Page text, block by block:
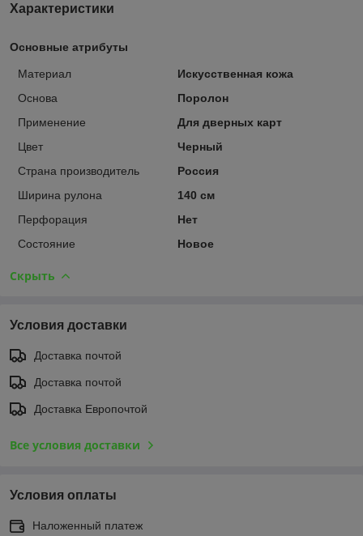
Характеристики
Основные атрибуты
Материал
Искусственная кожа
Основа
Поролон
Применение
Для дверных карт
Цвет
Черный
Страна производитель
Россия
Ширина рулона
140 см
Перфорация
Нет
Состояние
Новое
Скрыть
Условия доставки
Доставка почтой
Доставка почтой
Доставка Европочтой
Все условия доставки
Условия оплаты
Наложенный платеж